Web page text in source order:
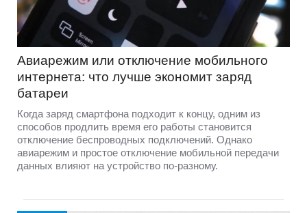
Авиарежим или отключение мобильного
интернета: что лучше экономит заряд
батареи
Когда заряд смартфона подходит к концу, одним из
способов продлить время его работы становится
отключение беспроводных подключений. Однако
авиарежим и простое отключение мобильной передачи
данных влияют на устройство по-разному.